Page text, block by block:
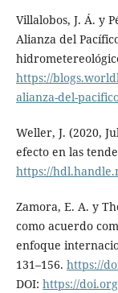
Villalobos, J. Á. y
Alianza del
https://
alianza-del-
Weller, J. (2020,
efecto en las
https://
Zamora, E. A. y
como acuerdo
enfoque
131–156. https://
DOI: https://